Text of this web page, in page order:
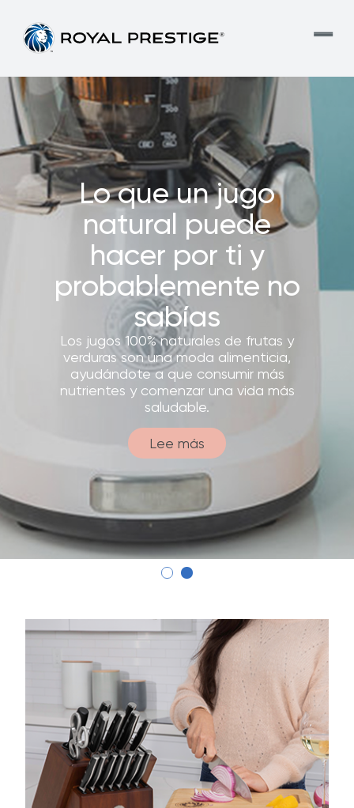
Lo que un jugo
natural puede
hacer por ti y
probablemente no
sabías
Los jugos 100% naturales de frutas y
verduras son una moda alimenticia,
ayudándote a que consumir más
nutrientes y comenzar una vida más
saludable.
Lee más